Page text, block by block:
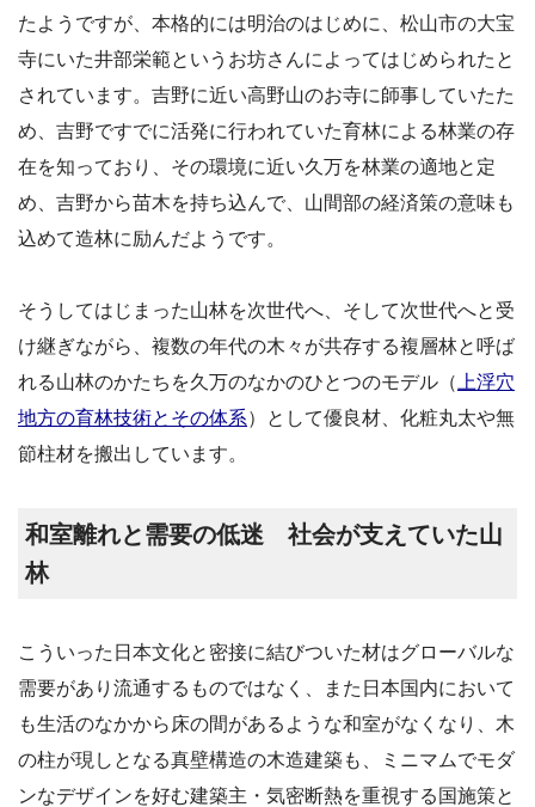
たようですが、本格的には明治のはじめに、松山市の大宝
寺にいた井部栄範というお坊さんによってはじめられたと
されています。吉野に近い高野山のお寺に師事していたた
め、吉野ですでに活発に行われていた育林による林業の存
在を知っており、その環境に近い久万を林業の適地と定
め、吉野から苗木を持ち込んで、山間部の経済策の意味も
込めて造林に励んだようです。
そうしてはじまった山林を次世代へ、そして次世代へと受
け継ぎながら、複数の年代の木々が共存する複層林と呼ば
れる山林のかたちを久万のなかのひとつのモデル（ 上浮穴
地方の育林技術とその体系）として優良材、化粧丸太や無
節柱材を搬出しています。
和室離れと需要の低迷 社会が支えていた山
林
こういった日本文化と密接に結びついた材はグローバルな
需要があり流通するものではなく、また日本国内において
も生活のなかから床の間があるような和室がなくなり、木
の柱が現しとなる真壁構造の木造建築も、ミニマムでモダ
ンなデザインを好む建築主・気密断熱を重視する国施策と